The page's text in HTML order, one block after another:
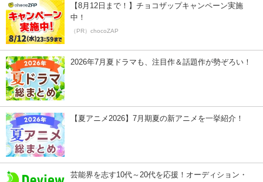
【8月12日まで！】チョコザップキャンペーン実施
中！
（PR）chocoZAP
2026年7月夏ドラマも、注目作＆話題作が勢ぞろい！
【夏アニメ2026】7月期夏の新アニメを一挙紹介！
芸能界を志す10代～20代を応援！オーディション・